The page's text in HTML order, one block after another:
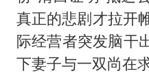
真正的悲剧才拉
际经营者突发脑干
下妻子与一双尚在